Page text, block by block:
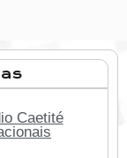
Caetité